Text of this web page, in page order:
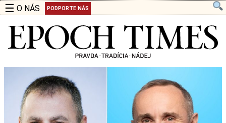
☰ O NÁS PODPORTE NÁS